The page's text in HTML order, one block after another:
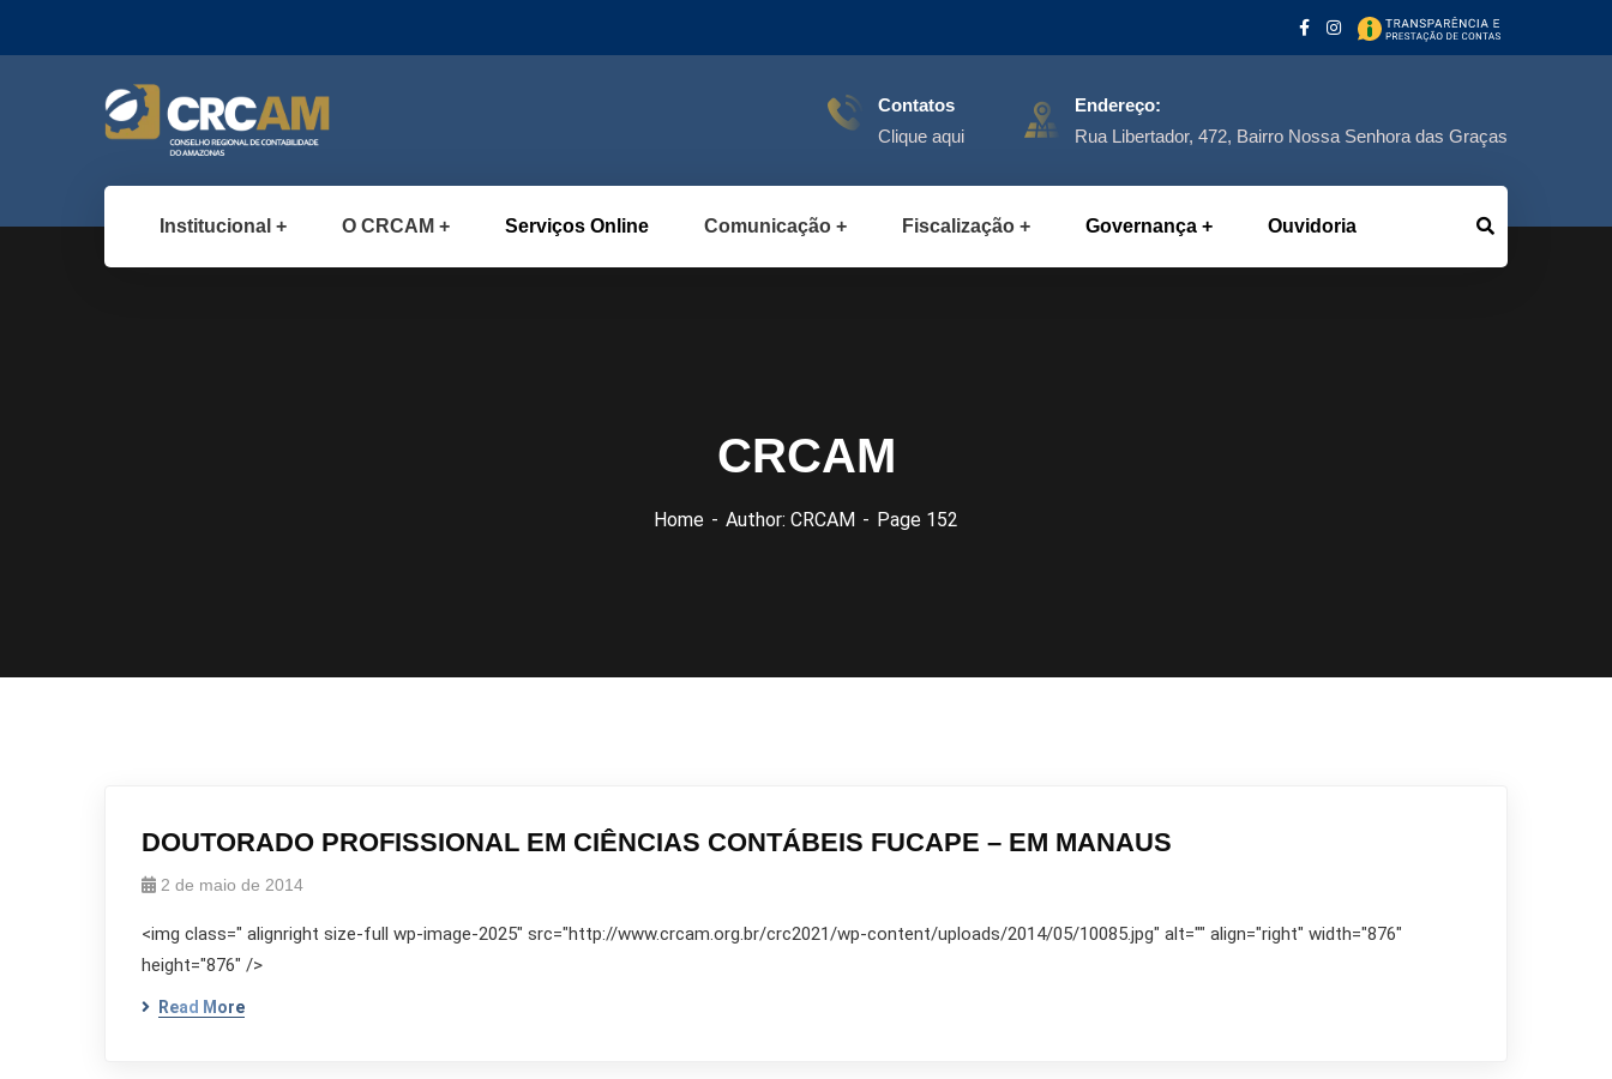
Contatos
Clique aqui
Endereço:
Rua Libertador, 472, Bairro Nossa Senhora das Graças
Institucional O CRCAM Serviços Online Comunicação Fiscalização Governança Ouvidoria
CRCAM
Home Author: CRCAM Page 152
DOUTORADO PROFISSIONAL EM CIÊNCIAS CONTÁBEIS FUCAPE – EM MANAUS
2 de maio de 2014
<img class=" alignright size-full wp-image-2025" src="http://www.crcam.org.br/crc2021/wp-content/uploads/2014/05/10085.jpg" alt="" align="right" width="876"
height="876" />
Read More